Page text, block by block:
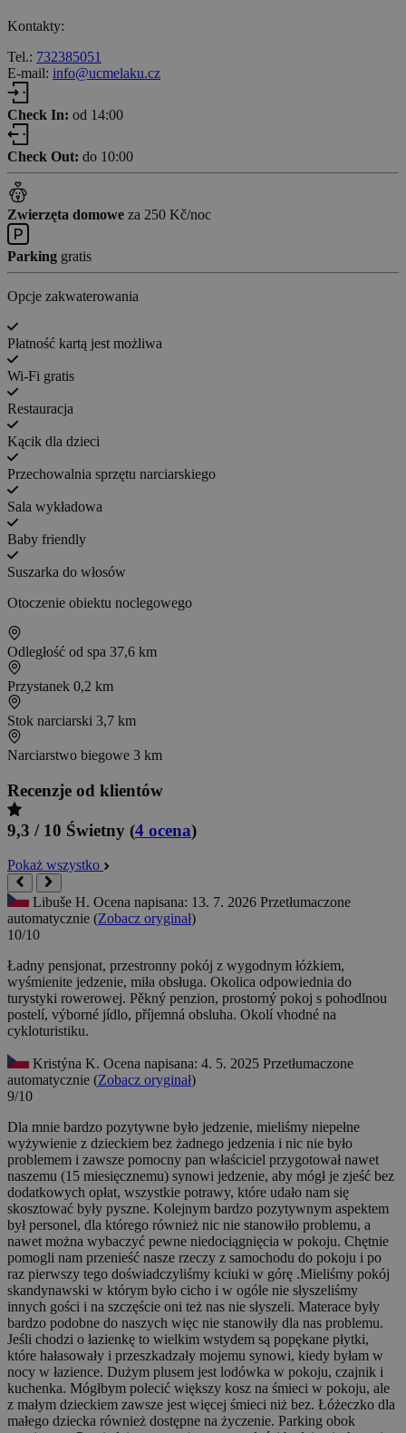
Kontakty:
Tel.: 732385051
E-mail: info@ucmelaku.cz
Check In: od 14:00
Check Out: do 10:00
Zwierzęta domowe za 250 Kč/noc
Parking gratis
Opcje zakwaterowania
Płatność kartą jest możliwa
Wi-Fi gratis
Restauracja
Kącik dla dzieci
Przechowalnia sprzętu narciarskiego
Sala wykładowa
Baby friendly
Suszarka do włosów
Otoczenie obiektu noclegowego
Odległość od spa 37,6 km
Przystanek 0,2 km
Stok narciarski 3,7 km
Narciarstwo biegowe 3 km
Recenzje od klientów
9,3 / 10 Świetny (4 ocena)
Pokaż wszystko
Libuše H. Ocena napisana: 13. 7. 2026 Przetłumaczone
automatycznie (Zobacz oryginał)
10/10
Ładny pensjonat, przestronny pokój z wygodnym łóżkiem,
wyśmienite jedzenie, miła obsługa. Okolica odpowiednia do
turystyki rowerowej. Pěkný penzion, prostorný pokoj s pohodlnou
postelí, výborné jídlo, příjemná obsluha. Okolí vhodné na
cykloturistiku.
Kristýna K. Ocena napisana: 4. 5. 2025 Przetłumaczone
automatycznie (Zobacz oryginał)
9/10
Dla mnie bardzo pozytywne było jedzenie, mieliśmy niepełne
wyżywienie z dzieckiem bez żadnego jedzenia i nic nie było
problemem i zawsze pomocny pan właściciel przygotował nawet
naszemu (15 miesięcznemu) synowi jedzenie, aby mógł je zjeść bez
dodatkowych opłat, wszystkie potrawy, które udało nam się
skosztować były pyszne. Kolejnym bardzo pozytywnym aspektem
był personel, dla którego również nic nie stanowiło problemu, a
nawet można wybaczyć pewne niedociągnięcia w pokoju. Chętnie
pomogli nam przenieść nasze rzeczy z samochodu do pokoju i po
raz pierwszy tego doświadczyliśmy kciuki w górę .Mieliśmy pokój
skandynawski w którym było cicho i w ogóle nie słyszeliśmy
innych gości i na szczęście oni też nas nie słyszeli. Materace były
bardzo podobne do naszych więc nie stanowiły dla nas problemu.
Jeśli chodzi o łazienkę to wielkim wstydem są popękane płytki,
które hałasowały i przeszkadzały mojemu synowi, kiedy byłam w
nocy w łazience. Dużym plusem jest lodówka w pokoju, czajnik i
kuchenka. Mógłbym polecić większy kosz na śmieci w pokoju, ale
z małym dzieckiem zawsze jest więcej śmieci niż bez. Łóżeczko dla
małego dziecka również dostępne na życzenie. Parking obok